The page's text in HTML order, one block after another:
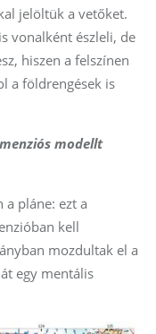
jelöltük a vetőket.
vonalként észleli, de
hiszen a felszínen
a földrengések is
modellt
a pláne: ezt a
kell
mozdultak el a
egy mentális